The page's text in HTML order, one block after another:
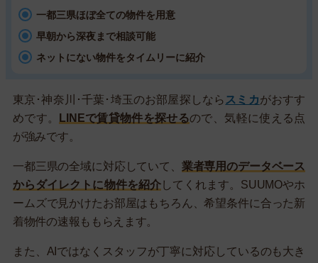
一都三県ほぼ全ての物件を用意
早朝から深夜まで相談可能
ネットにない物件をタイムリーに紹介
東京･神奈川･千葉･埼玉のお部屋探しなら スミカがおすす
めです。
LINEで賃貸物件を探せるので、気軽に使える点
が強みです。
一都三県の全域に対応していて、 業者専用のデータベース
からダイレクトに物件を紹介してくれます。SUUMOやホ
ームズで見かけたお部屋はもちろん、希望条件に合った新
着物件の速報ももらえます。
また、AIではなくスタッフが丁寧に対応しているのも大き